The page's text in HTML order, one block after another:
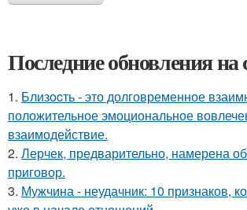
Последние обновления на
1. Близocть - это долговременное
положительное эмоциональное
взаимодействие.
2. Лерчек, предварительно, намерена
приговор.
3. Мужчина - неудачник: 10 признаков,